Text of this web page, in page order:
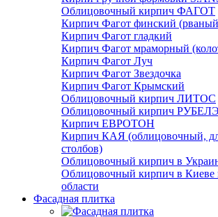
Облицовочный кирпич ФАГОТ
Кирпич Фагот финский
Кирпич Фагот гладкий
Кирпич Фагот мраморный
Кирпич Фагот Луч
Кирпич Фагот Звездочка
Кирпич Фагот Крымский
Облицовочный кирпич ЛИТОС
Облицовочный кирпич
Кирпич ЕВРОТОН
Кирпич КАЯ (облицовочный,
столбов)
Облицовочный кирпич в
Облицовочный кирпич в Киеве
области
Фасадная плитка